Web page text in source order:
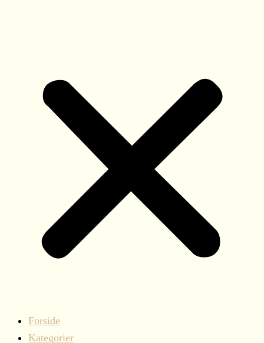
Forside
Kategorier